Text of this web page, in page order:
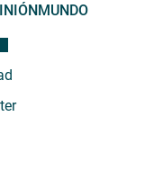
MUNDO